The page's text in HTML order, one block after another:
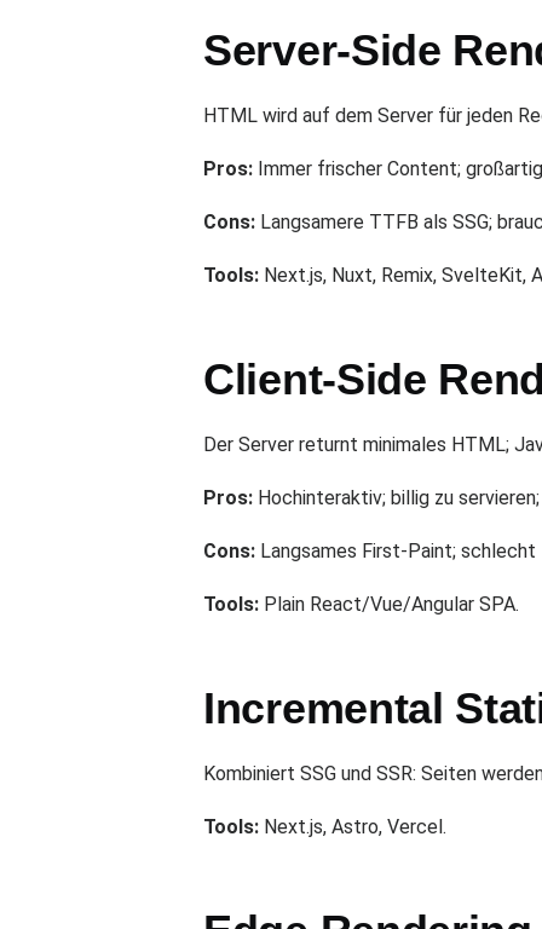
Server-Side
HTML wird auf dem Server für jeden
Pros: Immer frischer Content;
Cons: Langsamere TTFB als SSG;
Tools: Next.js, Nuxt, Remix, SvelteKit,
Client-Side
Der Server returnt minimales HTML;
Pros: Hochinteraktiv; billig zu
Cons: Langsames First-Paint; schlecht
Tools: Plain React/Vue/Angular SPA.
Incremental
Kombiniert SSG und SSR: Seiten
Tools: Next.js, Astro, Vercel.